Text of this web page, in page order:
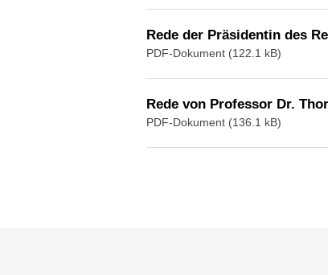
Rede der Präsidentin des
PDF-Dokument (122.1 kB)
Rede von Professor Dr.
PDF-Dokument (136.1 kB)